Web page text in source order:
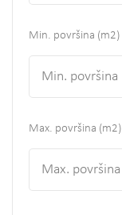
Min. površina (m2)
Max. površina (m2)